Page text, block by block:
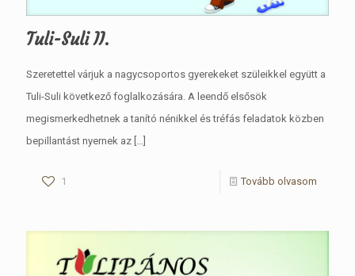
Tuli-Suli II.
Szeretettel várjuk a nagycsoportos gyerekeket szüleikkel együtt a
Tuli-Suli következő foglalkozására. A leendő elsősök
megismerkedhetnek a tanító nénikkel és tréfás feladatok közben
bepillantást nyernek az […]
1 Tovább olvasom